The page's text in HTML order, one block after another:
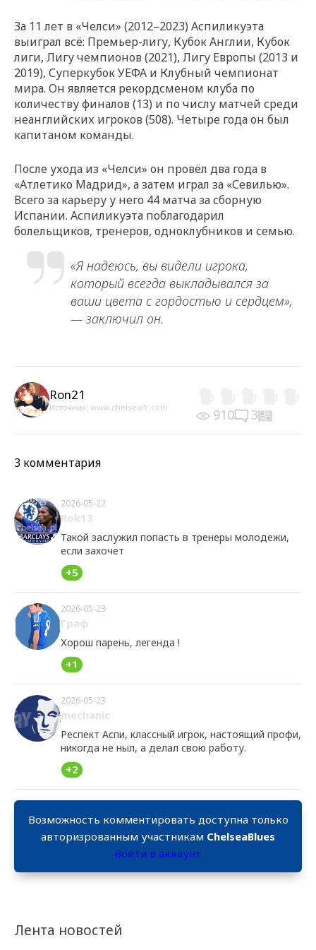
Лента новостей
За 11 лет в «Челси» (2012–2023) Аспиликуэта
выиграл всё: Премьер-лигу, Кубок Англии, Кубок
лиги, Лигу чемпионов (2021), Лигу Европы (2013 и
2019), Суперкубок УЕФА и Клубный чемпионат
мира. Он является рекордсменом клуба по
количеству финалов (13) и по числу матчей среди
неанглийских игроков (508). Четыре года он был
капитаном команды.
После ухода из «Челси» он провёл два года в
«Атлетико Мадрид», а затем играл за «Севилью».
Всего за карьеру у него 44 матча за сборную
Испании. Аспиликуэта поблагодарил
болельщиков, тренеров, одноклубников и семью.
«Я надеюсь, вы видели игрока,
который всегда выкладывался за
ваши цвета с гордостью и сердцем»,
— заключил он.
Ron21
Источник: www.chelseafc.com 910 3
3 комментария
2026-05-22
Rok13
Такой заслужил попасть в тренеры молодежи,
если захочет
+5
2026-05-23
Граф
Хорош парень, легенда !
+1
2026-05-23
mechanic
Респект Аспи, классный игрок, настоящий профи,
никогда не ныл, а делал свою работу.
+2
Возможность комментировать доступна только
авторизрованным участникам ChelseaBlues
Войти в аккаунт